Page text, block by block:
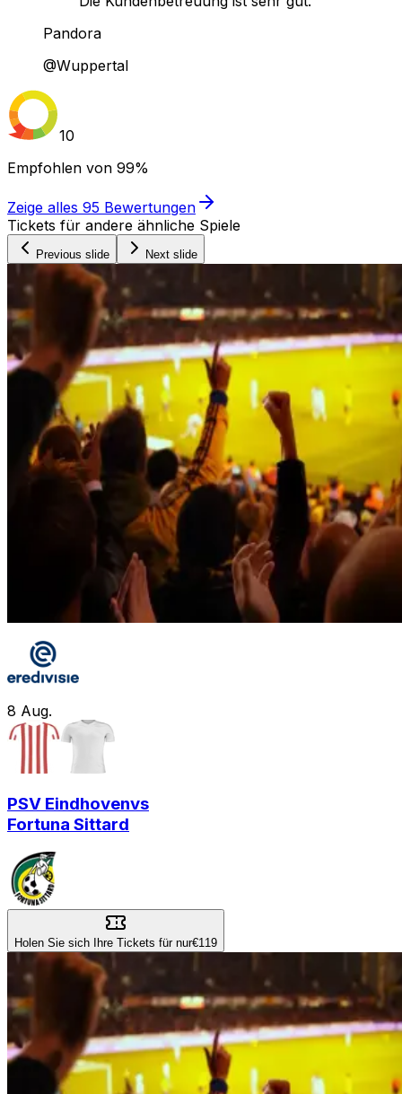
Pandora
@Wuppertal
10
Empfohlen von 99%
Zeige alles 95 Bewertungen
Tickets für andere ähnliche Spiele
Previous slide Next slide
8 Aug.
PSV Eindhovenvs
Fortuna Sittard
Holen Sie sich Ihre Tickets für nur€119